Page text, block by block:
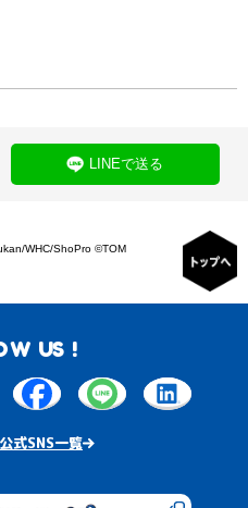
LINEで送る
WHC/ShoPro ©TOM
US !
式SNS一覧